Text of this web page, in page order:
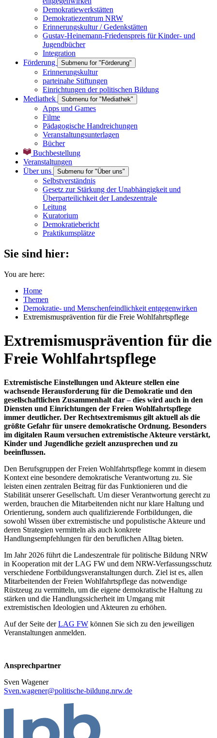
Demokratiewerkstätten
Demokratiezentrum NRW
Erinnerungskultur / Gedenkstätten
Gustav-Heinemann-Friedenspreis für Kinder- und
Jugendbücher
Integration
Förderung
Submenu for "Förderung"
Erinnerungskultur
parteinahe Stiftungen
Einrichtungen der politischen Bildung
Mediathek
Submenu for "Mediathek"
Apps und Games
Filme
Pädagogische Handreichungen
Veranstaltungsunterlagen
Bücher
Buchbestellung
Veranstaltungen
Über uns
Submenu for "Über uns"
Selbstverständnis
Gesetz zur Stärkung der Unabhängigkeit und
Überparteilichkeit der Landeszentrale
Leitung
Kuratorium
Demokratiebericht
Praktikumsplätze
Sie sind hier:
You are here:
Home
Themen
Demokratie- und Menschenfeindlichkeit entgegenwirken
Extremismusprävention für die Freie Wohlfahrtspflege
Extremismusprävention für die
Freie Wohlfahrtspflege
Extremistische Einstellungen und Akteure stellen eine
wachsende Herausforderung für die Demokratie und den
gesellschaftlichen Zusammenhalt dar – dies wird auch in den
Diensten und Einrichtungen der Freien Wohlfahrtspflege
immer deutlicher. Der Rechtsextremismus gilt aktuell als die
größte Gefahr für unsere demokratische Ordnung. Besonders
im digitalen Raum versuchen extremistische Akteure verstärkt,
Kinder und Jugendliche gezielt anzusprechen und zu
beeinflussen.
Den Berufsgruppen der Freien Wohlfahrtspflege kommt in diesem
Kontext eine besondere demokratische Verantwortung zu. Sie
leisten einen zentralen Beitrag für das Funktionieren und die
Stabilität unserer Gesellschaft. Um dieser Verantwortung gerecht zu
werden, brauchen die Mitarbeitenden nicht nur klare Haltung und
Orientierung, sondern auch qualifizierende Fortbildungen, die
sowohl Wissen über extremistische und populistische Akteure und
deren Strategien vermitteln als auch konkrete
Handlungsempfehlungen für den beruflichen Alltag bieten.
Im Jahr 2026 führt die Landeszentrale für politische Bildung NRW
in Kooperation mit der LAG FW und dem NRW-Verfassungsschutz
verschiedene Fortbildungsveranstaltungen durch. Ziel ist es, allen
Mitarbeitenden der Freien Wohlfahrtspflege das notwendige
Rüstzeug zu vermitteln, um die eigene demokratische Haltung zu
stärken und die Handlungssicherheit im Umgang mit
extremistischen Ideologien und Akteuren zu erhöhen.
Auf der Seite derLAG FW können Sie sich zu den jeweiligen
Veranstaltungen anmelden.
Ansprechpartner
Sven Wagener
Sven.wagener@politische-bildung.nrw.de